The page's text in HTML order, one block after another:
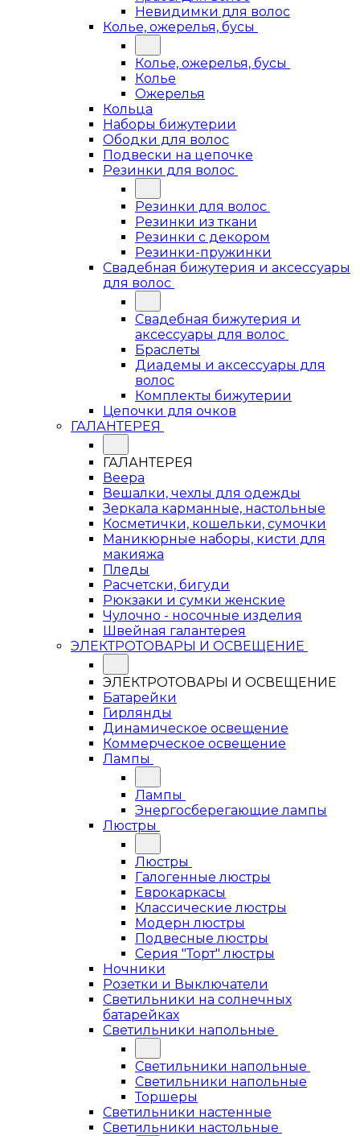
Невидимки для волос
Колье, ожерелья, бусы
Колье, ожерелья, бусы
Колье
Ожерелья
Кольца
Наборы бижутерии
Ободки для волос
Подвески на цепочке
Резинки для волос
Резинки для волос
Резинки из ткани
Резинки с декором
Резинки-пружинки
Свадебная бижутерия и аксессуары
для волос
Свадебная бижутерия и
аксессуары для волос
Браслеты
Диадемы и аксессуары для
волос
Комплекты бижутерии
Цепочки для очков
ГАЛАНТЕРЕЯ
ГАЛАНТЕРЕЯ
Веера
Вешалки, чехлы для одежды
Зеркала карманные, настольные
Косметички, кошельки, сумочки
Маникюрные наборы, кисти для
макияжа
Пледы
Расчетски, бигуди
Рюкзаки и сумки женские
Чулочно - носочные изделия
Швейная галантерея
ЭЛЕКТРОТОВАРЫ И ОСВЕЩЕНИЕ
ЭЛЕКТРОТОВАРЫ И ОСВЕЩЕНИЕ
Батарейки
Гирлянды
Динамическое освещение
Коммерческое освещение
Лампы
Лампы
Энергосберегающие лампы
Люстры
Люстры
Галогенные люстры
Еврокаркасы
Классические люстры
Модерн люстры
Подвесные люстры
Серия "Торт" люстры
Ночники
Розетки и Выключатели
Светильники на солнечных
батарейках
Светильники напольные
Светильники напольные
Светильники напольные
Торшеры
Светильники настенные
Светильники настольные